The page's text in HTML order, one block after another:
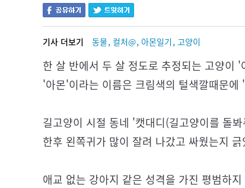
기사 더보기 동물, 컬처@, 아몬일기, 고양이
한 살 반에서 두 살 정도로 추정되는 고양이
'아몬'이라는 이름은 크림색의 털색깔때문
길고양이 시절 동네 '캣대디(길고양이를 돌
한후 왼쪽귀가 많이 잘려 나갔고 싸웠는지
애교 없는 강아지 같은 성격을 가진 평범하